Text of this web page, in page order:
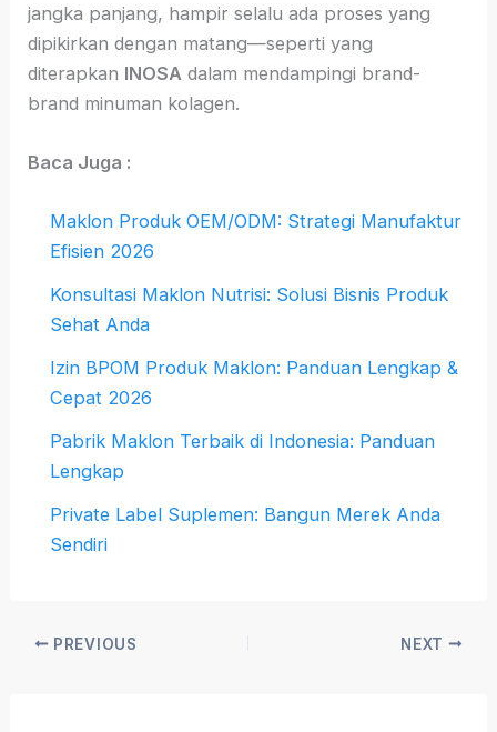
jangka panjang, hampir selalu ada proses yang
dipikirkan dengan matang—seperti yang
diterapkan INOSA dalam mendampingi brand-
brand minuman kolagen.
Baca Juga :
Maklon Produk OEM/ODM: Strategi Manufaktur
Efisien 2026
Konsultasi Maklon Nutrisi: Solusi Bisnis Produk
Sehat Anda
Izin BPOM Produk Maklon: Panduan Lengkap &
Cepat 2026
Pabrik Maklon Terbaik di Indonesia: Panduan
Lengkap
Private Label Suplemen: Bangun Merek Anda
Sendiri
PREVIOUS NEXT